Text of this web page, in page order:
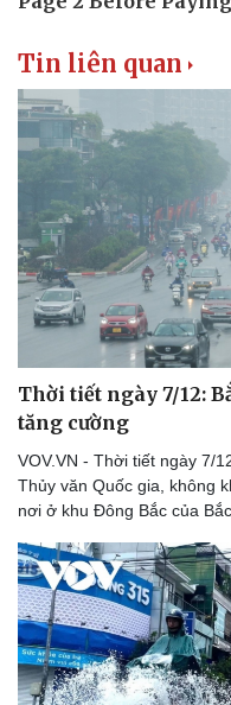
Văn hóa
Sân khấu - Điện ảnh
Văn học
Âm nhạc
Di sản
Tin liên quan
Thời tiết ngày 7/12:
tăng cường
VOV.VN - Thời tiết ngày 7/
Thủy văn Quốc gia, không
nơi ở khu Đông Bắc của Bắc